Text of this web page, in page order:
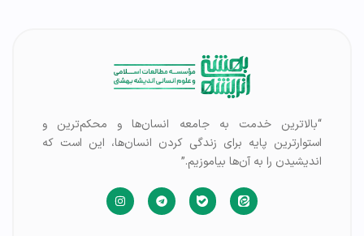
“بالاترین خدمت به جامعه انسان‌ها و محکم‌ترین و
استوارترین پایه برای زندگی کردن انسان‌ها، این است که
اندیشیدن را به آن‌ها بیاموزیم.”